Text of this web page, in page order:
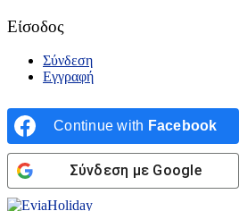
Είσοδος
Σύνδεση
Εγγραφή
Continue with Facebook
Σύνδεση με Google